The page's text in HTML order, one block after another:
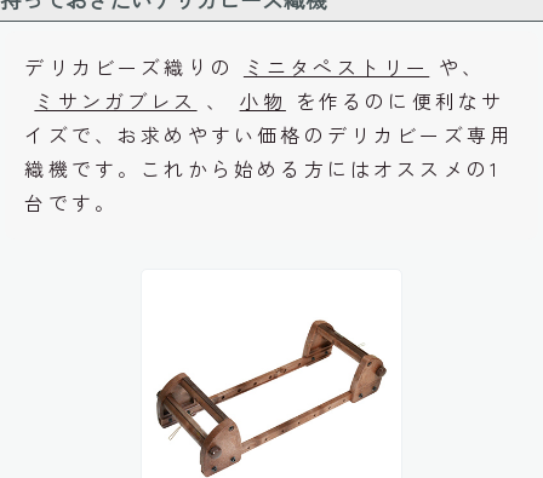
デリカビーズ織りの ミニタペストリー
や、
ミサンガブレス
、 小物
を作るのに便利なサ
イズで、お求めやすい価格のデリカビーズ専用
織機です。これから始める方にはオススメの1
台です。